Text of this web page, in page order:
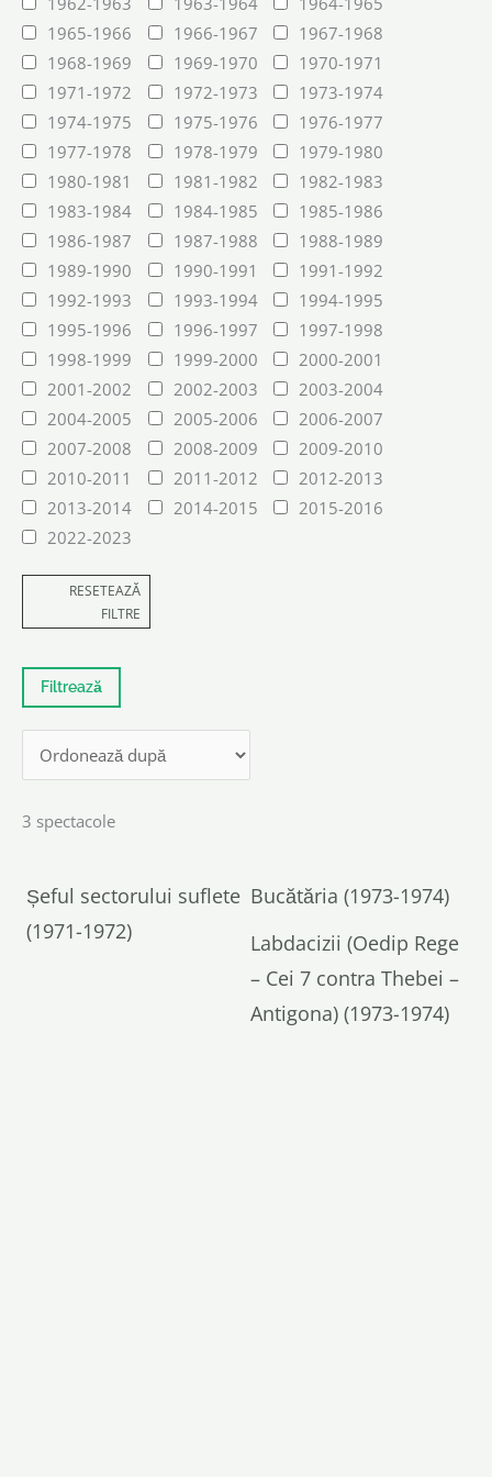
1965-1966
1966-1967
1967-1968
1968-1969
1969-1970
1970-1971
1971-1972
1972-1973
1973-1974
1974-1975
1975-1976
1976-1977
1977-1978
1978-1979
1979-1980
1980-1981
1981-1982
1982-1983
1983-1984
1984-1985
1985-1986
1986-1987
1987-1988
1988-1989
1989-1990
1990-1991
1991-1992
1992-1993
1993-1994
1994-1995
1995-1996
1996-1997
1997-1998
1998-1999
1999-2000
2000-2001
2001-2002
2002-2003
2003-2004
2004-2005
2005-2006
2006-2007
2007-2008
2008-2009
2009-2010
2010-2011
2011-2012
2012-2013
2013-2014
2014-2015
2015-2016
2022-2023
RESETEAZĂ
FILTRE
3 spectacole
Șeful sectorului suflete
(1971-1972)
Bucătăria (1973-1974)
Labdacizii (Oedip Rege
– Cei 7 contra Thebei –
Antigona) (1973-1974)